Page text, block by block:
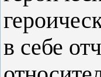
в себе